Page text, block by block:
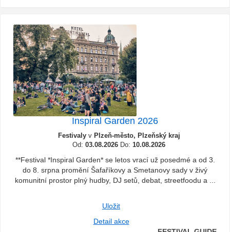
Inspiral Garden 2026
Festivalyv Plzeň-město, Plzeňský kraj
Od: 03.08.2026 Do: 10.08.2026
**Festival *Inspiral Garden* se letos vrací už posedmé a od 3.
do 8. srpna promění Šafaříkovy a Smetanovy sady v živý
komunitní prostor plný hudby, DJ setů, debat, streetfoodu a ...
Uložit
Detail akce